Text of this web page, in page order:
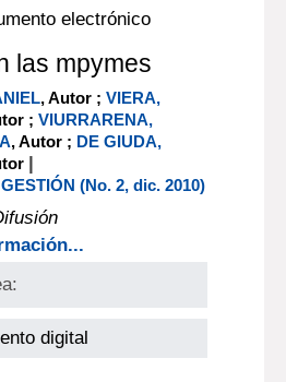
electrónico
las mpymes
, Autor ;
, Autor ;
(No. 2, dic. 2010)